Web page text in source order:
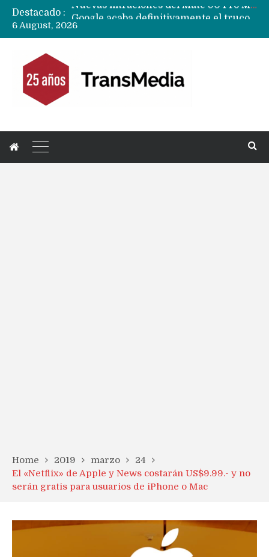
Destacado :
6 August, 2026
Home 2019 marzo
24
El «Netflix» de Apple y News costarán US$9.99.- y no
serán gratis para usuarios de iPhone o Mac